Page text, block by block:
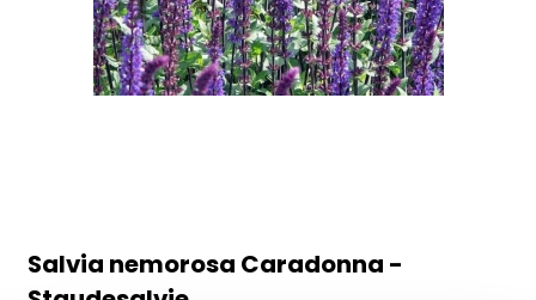
Salvia nemorosa Caradonna -